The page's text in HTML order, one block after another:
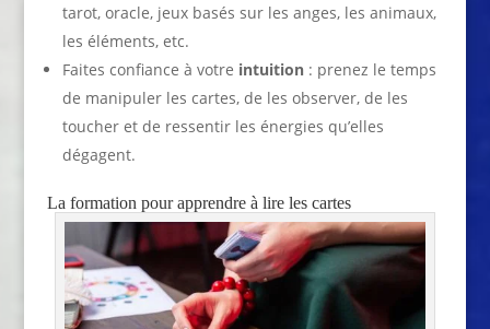
tarot, oracle, jeux basés sur les anges, les animaux,
les éléments, etc.
Faites confiance à votre intuition: prenez le temps
de manipuler les cartes, de les observer, de les
toucher et de ressentir les énergies qu’elles
dégagent.
La formation pour apprendre à lire les cartes